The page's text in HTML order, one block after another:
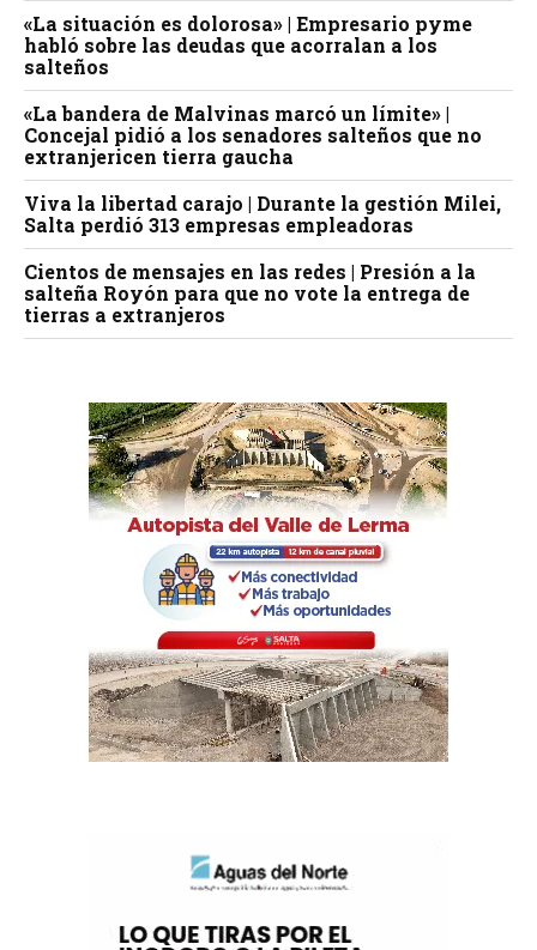
«La situación es dolorosa» | Empresario pyme
habló sobre las deudas que acorralan a los
salteños
«La bandera de Malvinas marcó un límite» |
Concejal pidió a los senadores salteños que no
extranjericen tierra gaucha
Viva la libertad carajo | Durante la gestión Milei,
Salta perdió 313 empresas empleadoras
Cientos de mensajes en las redes | Presión a la
salteña Royón para que no vote la entrega de
tierras a extranjeros